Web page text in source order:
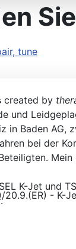
tune
- K-
created by
und
in Baden AG,
bei der
K-Jet und